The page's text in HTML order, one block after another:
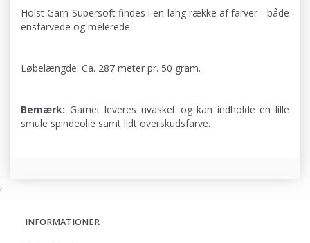
Holst Garn Supersoft findes i en lang række af farver - både
ensfarvede og melerede.
Løbelængde: Ca. 287 meter pr. 50 gram.
Bemærk: Garnet leveres uvasket og kan indholde en lille
smule spindeolie samt lidt overskudsfarve.
,
INFORMATIONER